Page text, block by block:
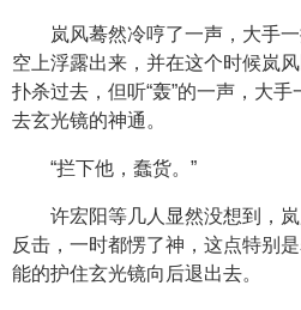
岚风蓦然冷哼了一声，大手
空上浮露出来，并在这个时候岚
扑杀过去，但听“轰”的一声，大
去玄光镜的神通。
“拦下他，蠢货。”
许宏阳等几人显然没想到，
反击，一时都愣了神，这点特别
能的护住玄光镜向后退出去。